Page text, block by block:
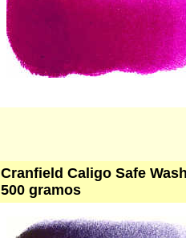
Cranfield Caligo Safe
500 gramos